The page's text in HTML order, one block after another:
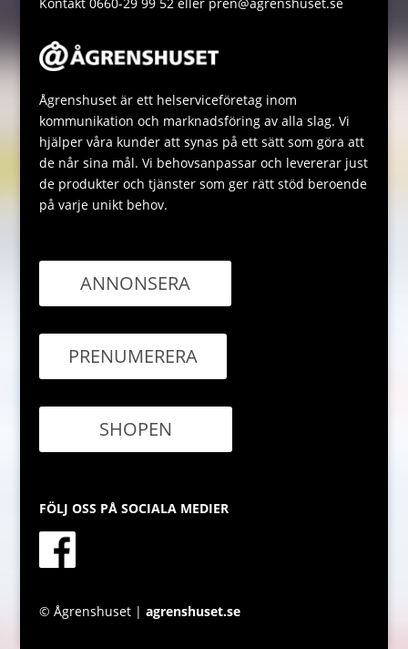
Ågrenshuset är ett helserviceföretag inom
kommunikation och marknadsföring av alla slag. Vi
hjälper våra kunder att synas på ett sätt som göra att
de når sina mål. Vi behovsanpassar och levererar just
de produkter och tjänster som ger rätt stöd beroende
på varje unikt behov.
ANNONSERA
PRENUMERERA
SHOPEN
FÖLJ OSS PÅ SOCIALA MEDIER
© Ågrenshuset | agrenshuset.se